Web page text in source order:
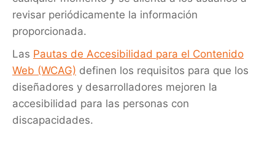
revisar periódicamente la información
proporcionada.
Las Pautas de Accesibilidad para el Contenido
Web (WCAG) definen los requisitos para que los
diseñadores y desarrolladores mejoren la
accesibilidad para las personas con
discapacidades.